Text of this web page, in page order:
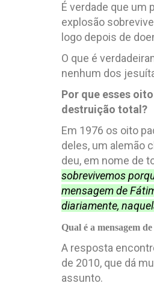
É verdade que um
explosão
logo depois de
O que é
nenhum dos
Por que esses
destruição total?
Em 1976 os oito
deles, um alemão
deu, em nome de
sobrevivemos
mensagem de
diariamente,
Qual é a mensagem
A resposta
de 2010, que dá
assunto.